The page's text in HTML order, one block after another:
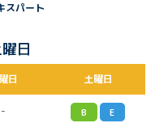
スパート
日
日 土曜日
- B E